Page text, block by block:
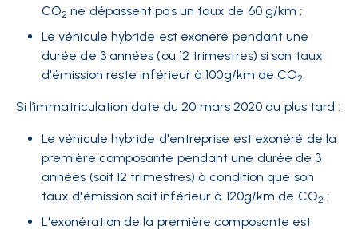
CO2 ne dépassent pas un taux de 60 g/km ;
Le véhicule hybride est exonéré pendant une
durée de 3 années (ou 12 trimestres) si son taux
d'émission reste inférieur à 100g/km de CO2.
Si l’immatriculation date du 20 mars 2020 au plus tard :
Le véhicule hybride d'entreprise est exonéré de la
première composante pendant une durée de 3
années (soit 12 trimestres) à condition que son
taux d'émission soit inférieur à 120g/km de CO2 ;
L'exonération de la première composante est